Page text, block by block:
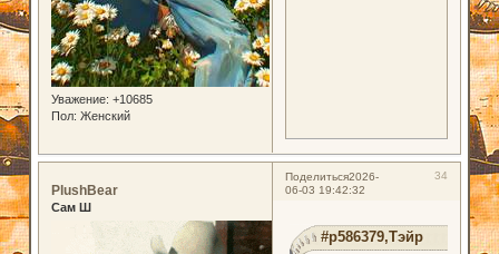
Уважение: +10685
Пол: Женский
Поделиться 34
2026-
06-03 19:42:32
PlushBear
Сам Ш
#p586379,Тэйр